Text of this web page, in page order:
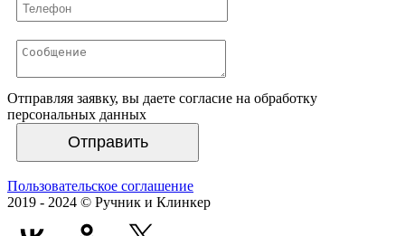
Отправляя заявку, вы даете согласие на обработку
персональных данных
Отправить
Пользовательское соглашение
2019 - 2024 © Ручник и Клинкер